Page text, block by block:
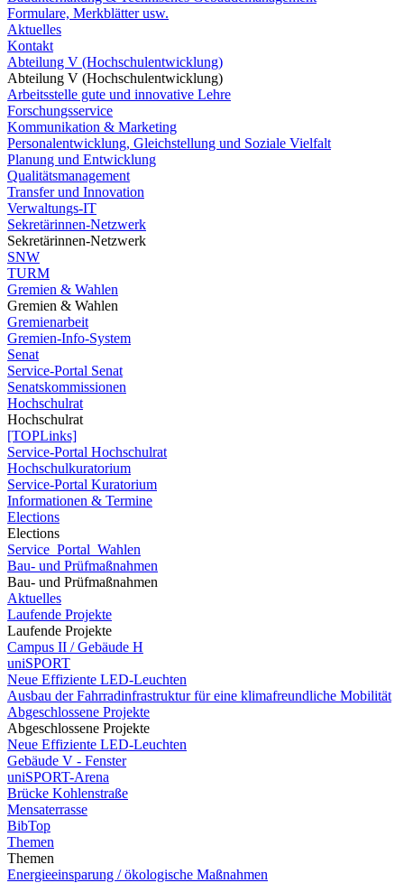
Formulare, Merkblätter usw.
Aktuelles
Kontakt
Abteilung V (Hochschulentwicklung)
Abteilung V (Hochschulentwicklung)
Arbeitsstelle gute und innovative Lehre
Forschungsservice
Kommunikation & Marketing
Personalentwicklung, Gleichstellung und Soziale Vielfalt
Planung und Entwicklung
Qualitätsmanagement
Transfer und Innovation
Verwaltungs-IT
Sekretärinnen-Netzwerk
Sekretärinnen-Netzwerk
SNW
TURM
Gremien & Wahlen
Gremien & Wahlen
Gremienarbeit
Gremien-Info-System
Senat
Service-Portal Senat
Senatskommissionen
Hochschulrat
Hochschulrat
[TOPLinks]
Service-Portal Hochschulrat
Hochschulkuratorium
Service-Portal Kuratorium
Informationen & Termine
Elections
Elections
Service_Portal_Wahlen
Bau- und Prüfmaßnahmen
Bau- und Prüfmaßnahmen
Aktuelles
Laufende Projekte
Laufende Projekte
Campus II / Gebäude H
uniSPORT
Neue Effiziente LED-Leuchten
Ausbau der Fahrradinfrastruktur für eine klimafreundliche Mobilität
Abgeschlossene Projekte
Abgeschlossene Projekte
Neue Effiziente LED-Leuchten
Gebäude V - Fenster
uniSPORT-Arena
Brücke Kohlenstraße
Mensaterrasse
BibTop
Themen
Themen
Energieeinsparung / ökologische Maßnahmen